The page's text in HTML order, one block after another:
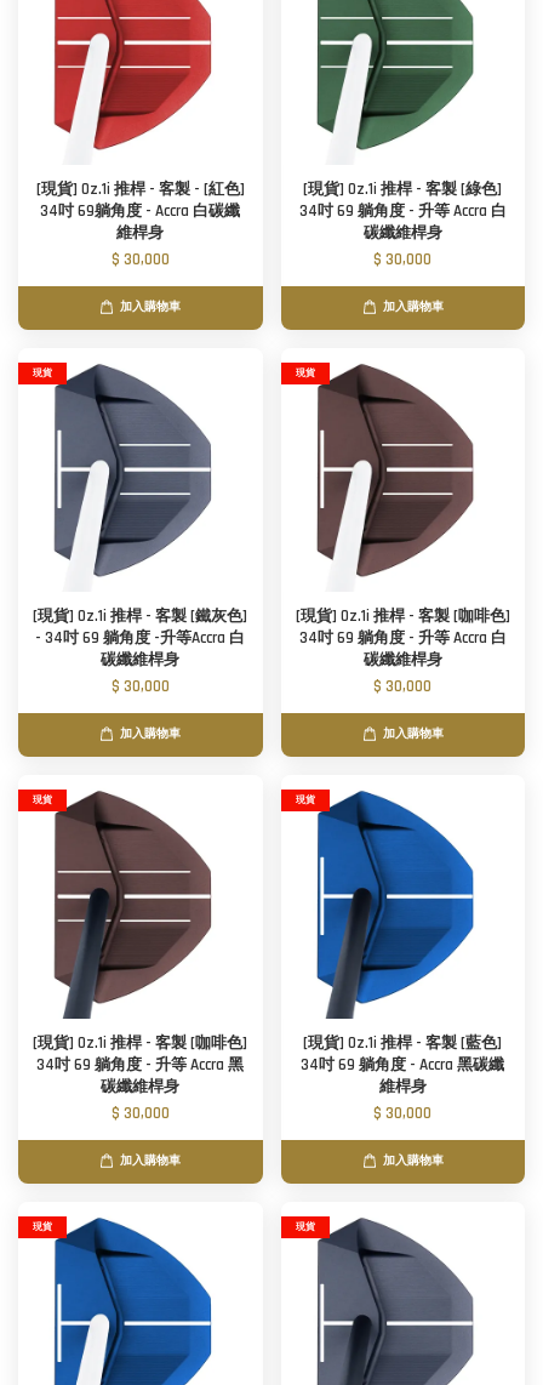
[現貨] Oz.1i 推桿 - 客製 - [紅色]
34吋 69躺角度 - Accra 白碳纖
維桿身
$ 30,000
加入購物車
[現貨] Oz.1i 推桿 - 客製 [綠色]
34吋 69 躺角度 - 升等 Accra 白
碳纖維桿身
$ 30,000
加入購物車
現貨
[現貨] Oz.1i 推桿 - 客製 [鐵灰色]
- 34吋 69 躺角度 -升等Accra 白
碳纖維桿身
$ 30,000
加入購物車
現貨
[現貨] Oz.1i 推桿 - 客製 [咖啡色]
34吋 69 躺角度 - 升等 Accra 白
碳纖維桿身
$ 30,000
加入購物車
現貨
[現貨] Oz.1i 推桿 - 客製 [咖啡色]
34吋 69 躺角度 - 升等 Accra 黑
碳纖維桿身
$ 30,000
加入購物車
現貨
[現貨] Oz.1i 推桿 - 客製 [藍色]
34吋 69 躺角度 - Accra 黑碳纖
維桿身
$ 30,000
加入購物車
現貨 現貨